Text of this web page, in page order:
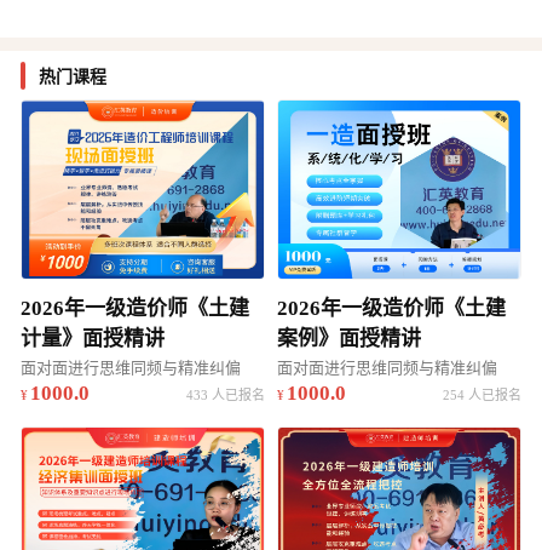
热门课程
2026年一级造价师《土建
计量》面授精讲
面对面进行思维同频与精准纠偏
1000.0 433 人已报名
2026年一级造价师《土建
案例》面授精讲
面对面进行思维同频与精准纠偏
1000.0 254 人已报名